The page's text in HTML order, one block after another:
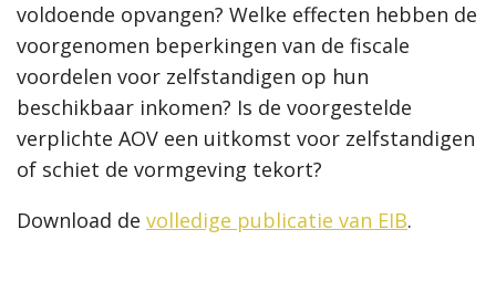
voldoende opvangen? Welke effecten hebben de
voorgenomen beperkingen van de fiscale
voordelen voor zelfstandigen op hun
beschikbaar inkomen? Is de voorgestelde
verplichte AOV een uitkomst voor zelfstandigen
of schiet de vormgeving tekort?
Download de volledige publicatie van EIB.